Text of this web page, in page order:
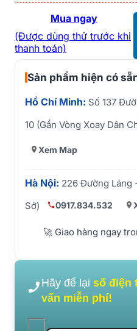
Mua ngay
(Được dùng thử trước khi
thanh toán)
Sản phẩm hiện có
Hồ Chí Minh: Số 137
10 (Gần Vòng Xoay Dân
Xem Map
Hà Nội: 226 Đường Láng
Sở)
0917.834.532
🚀 Giao hàng ngay
Hãy để lại số điện
vấn miễn phí!